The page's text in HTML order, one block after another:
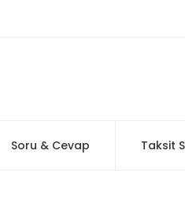
Soru & Cevap Taksit